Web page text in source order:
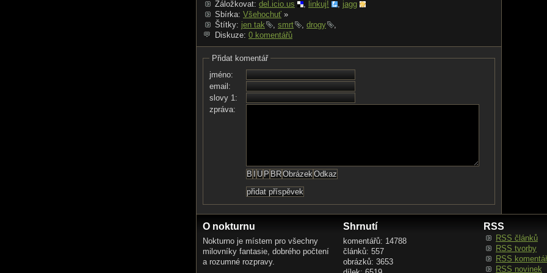
Záložkovat: del.icio.us , linkuj! , jagg
Sbírka: Všehochuť »
Štítky: jen tak , smrt , drogy
,
Diskuze: 0 komentářů
Přidat komentář
jméno:
email:
slovy 1:
zpráva:
O nokturnu
Nokturno je místem pro všechny
milovníky fantasie, dobrého počtení
a rozumné rozpravy.
Shrnutí
komentářů: 14788
článků: 557
obrázků: 3653
RSS
RSS článků
RSS tvorby
RSS
RSS novinek